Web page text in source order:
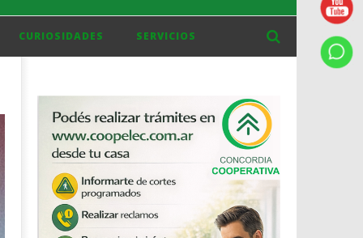
CURIOSIDADES SERVICIOS